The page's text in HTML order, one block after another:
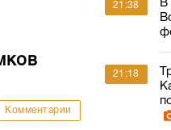
Комментарии
21:38
В
21:18